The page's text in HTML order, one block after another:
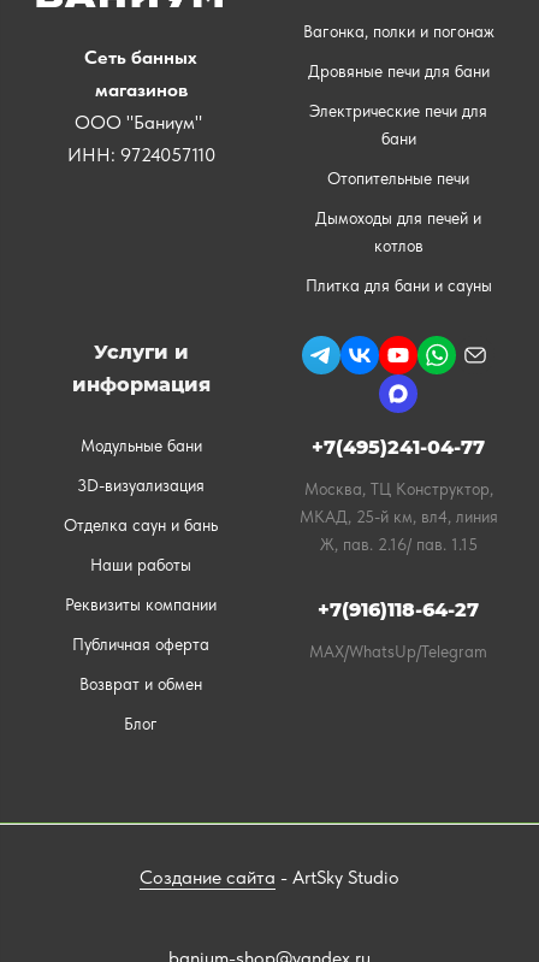
Сеть банных
магазинов
ООО "Баниум"
ИНН: 9724057110
Вагонка, полки и погонаж
Дровяные печи для бани
Электрические печи для
бани
Отопительные печи
Дымоходы для печей и
котлов
Плитка для бани и сауны
Услуги и
информация
Модульные бани
3D-визуализация
Отделка саун и бань
Наши работы
Реквизиты компании
Публичная оферта
Возврат и обмен
Блог
+7(495)241-04-77
Москва, ТЦ Конструктор,
МКАД, 25-й км, вл4, линия
Ж, пав. 2.16/ пав. 1.15
+7(916)118-64-27
MAX/WhatsUp/Telegram
Создание сайта - ArtSky Studio